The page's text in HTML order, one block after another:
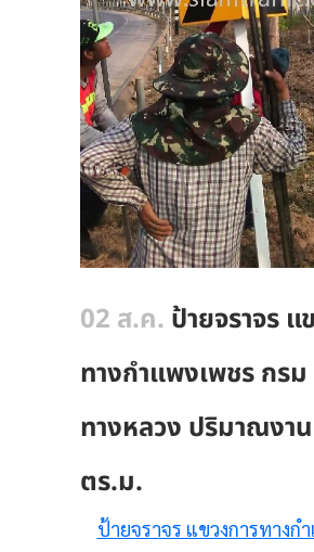
02 ส.ค. ป้ายจราจร แ
ทางกำแพงเพชร กรม
ทางหลวง ปริมาณงา
ตร.ม.
ป้ายจราจร แขวงการทางก